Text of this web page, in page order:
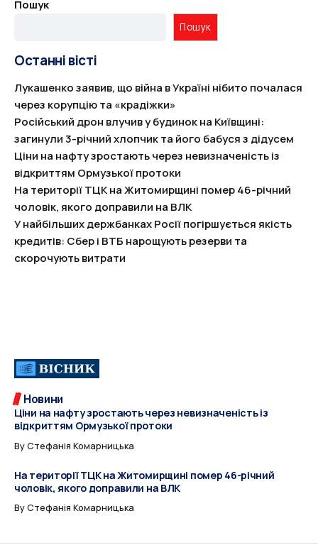
Пошук
Пошук
Останні вісті
Лукашенко заявив, що війна в Україні нібито почалася
через корупцію та «крадіжки»
Російський дрон влучив у будинок на Київщині:
загинули 3-річний хлопчик та його бабуся з дідусем
Ціни на нафту зростають через невизначеність із
відкриттям Ормузької протоки
На території ТЦК на Житомирщині помер 46-річний
чоловік, якого доправили на ВЛК
У найбільших держбанках Росії погіршується якість
кредитів: Сбер і ВТБ нарощують резерви та
скорочують витрати
Новини
Ціни на нафту зростають через невизначеність із
відкриттям Ормузької протоки
ByСтефанія Комарницька
На території ТЦК на Житомирщині помер 46-річний
чоловік, якого доправили на ВЛК
ByСтефанія Комарницька